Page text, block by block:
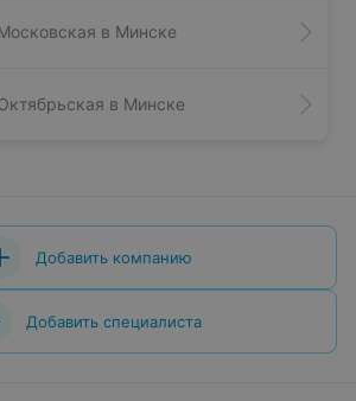
в Минске
в Минске
Добавить компанию
Добавить специалиста